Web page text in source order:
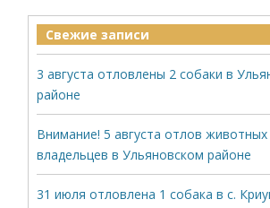
Свежие записи
3 августа отловлены 2 собаки в
районе
Внимание! 5 августа отлов животных
владельцев в Ульяновском районе
31 июля отловлена 1 собака в с.